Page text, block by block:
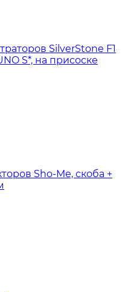
SilverStone F1
S*, на присоске
Sho-Me, скоба +